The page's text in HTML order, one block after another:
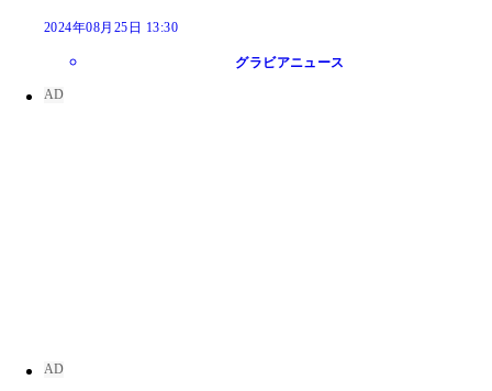
2024年08月25日 13:30
グラビアニュース